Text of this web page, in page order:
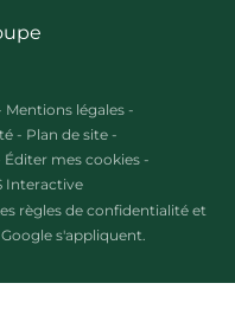
Mentions légales -
- Plan de site -
Éditer mes cookies -
Interactive
règles de confidentialitéet
s'appliquent.